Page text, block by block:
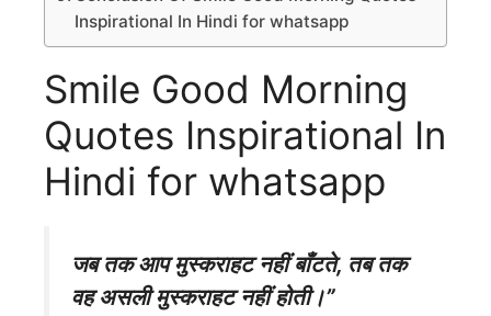
Inspirational In Hindi for whatsapp
Smile Good Morning
Quotes Inspirational In
Hindi for whatsapp
जब तक आप मुस्कराहट नहीं बाँटते, तब तक
वह असली मुस्कराहट नहीं होती।”